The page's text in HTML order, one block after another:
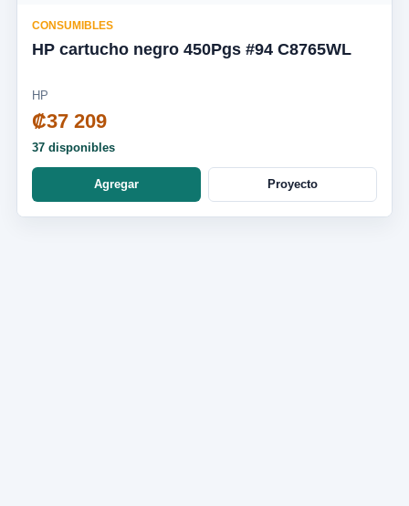
CONSUMIBLES
HP cartucho negro 450Pgs #94 C8765WL
HP
₡37 209
37 disponibles
Agregar Proyecto